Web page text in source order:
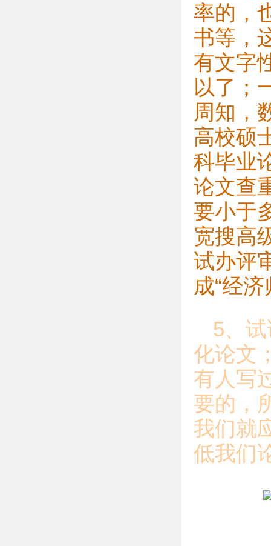
率的，
书等，
有文字
以了；
周知，
高校硕
科毕业
论文查
要小于
宽搜高
试办评
成“经
5、
化论文
有人写
要的，
我们就
低我们